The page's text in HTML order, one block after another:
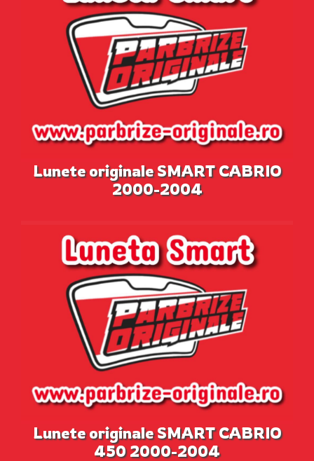
Lunete originale SMART CABRIO
2000-2004
Lunete originale SMART CABRIO
450 2000-2004